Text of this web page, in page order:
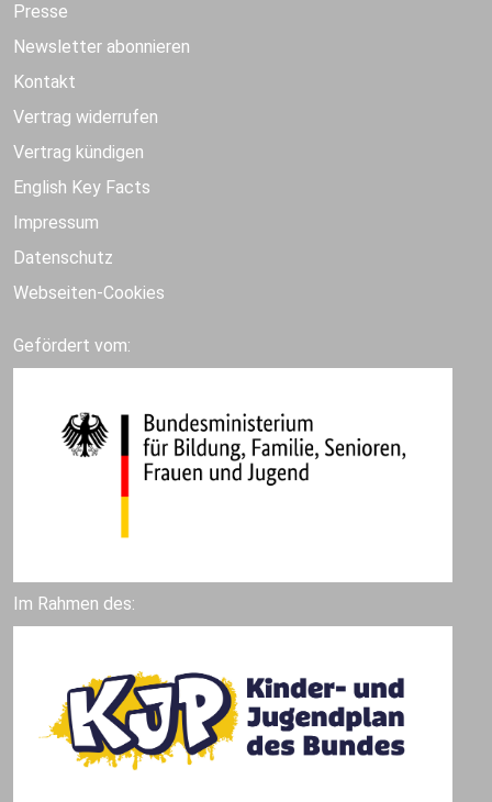
Presse
Newsletter abonnieren
Kontakt
Vertrag widerrufen
Vertrag kündigen
English Key Facts
Impressum
Datenschutz
Webseiten-Cookies
Gefördert vom:
Im Rahmen des: